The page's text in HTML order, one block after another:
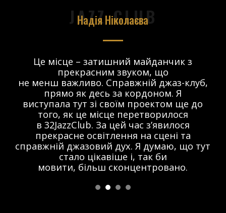
JAZZ CLUB
Надія Ніколаєва
Це місце – затишний майданчик з
прекрасним звуком, що
не менш важливо. Справжній джаз-клуб,
прямо як десь за кордоном. Я
виступала тут зі своїм проектом ще до
того, як це місце перетворилося
в 32JazzClub. За цей час з’явилося
прекрасне освітлення на сцені та
справжній джазовий дух. Я думаю, що тут
стало цікавіше і, так би
мовити, більш сконцентровано.